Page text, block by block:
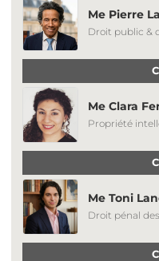
Me Pierre
Droit public &
Me Clara
Propriété
Me Toni
Droit pénal